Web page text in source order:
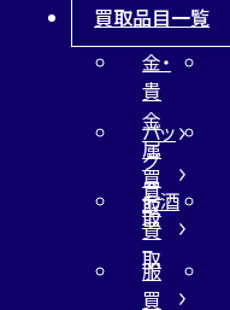
買取品目一覧
金・
貴
金
属
買
取
バッ
グ
買
取
お酒
買
取
服
買